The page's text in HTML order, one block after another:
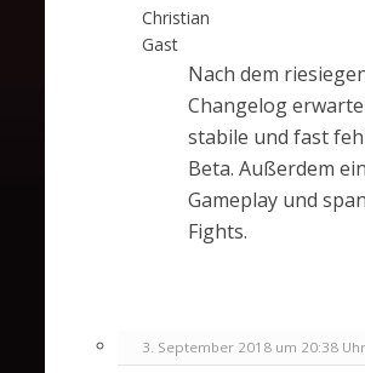
Christian
Gast
Nach dem
Changelog
stabile und fast
Beta. Außerdem
Gameplay und
Fights.
3. September 2018 um 20:38 Uhr